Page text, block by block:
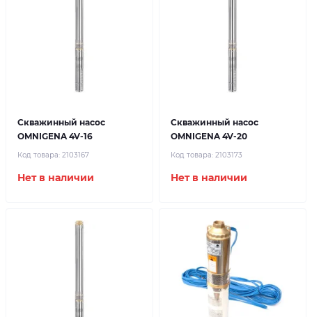
Скважинный насос
OMNIGENA 4V-16
Код товара: 2103167
Нет в наличии
Скважинный насос
OMNIGENA 4V-20
Код товара: 2103173
Нет в наличии